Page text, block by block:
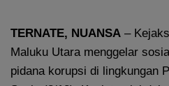
TERNATE, NUANSA –
Maluku Utara menggelar
pidana korupsi di lingkungan